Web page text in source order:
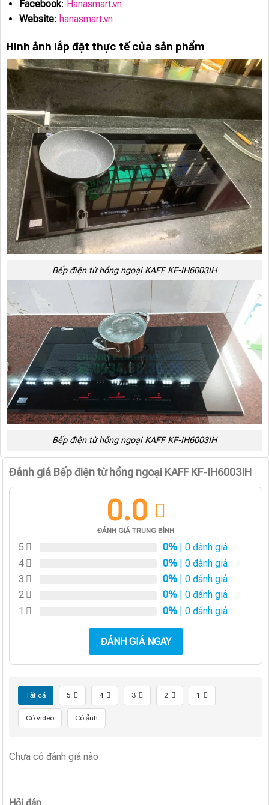
Facebook: Hanasmart.vn
Website: hanasmart.vn
Hình ảnh lắp đặt thực tế của sản phẩm
Bếp điện từ hồng ngoại KAFF KF-IH6003IH
Bếp điện từ hồng ngoại KAFF KF-IH6003IH
Đánh giá Bếp điện từ hồng ngoại KAFF KF-IH6003IH
0.0
ĐÁNH GIÁ TRUNG BÌNH
5 0% | 0 đánh giá
4
0% | 0 đánh giá
3
0% | 0 đánh giá
2
0% | 0 đánh giá
1
0% | 0 đánh giá
ĐÁNH GIÁ NGAY
Tất cả 5 4 3 2 1
Có video Có ảnh
Chưa có đánh giá nào.